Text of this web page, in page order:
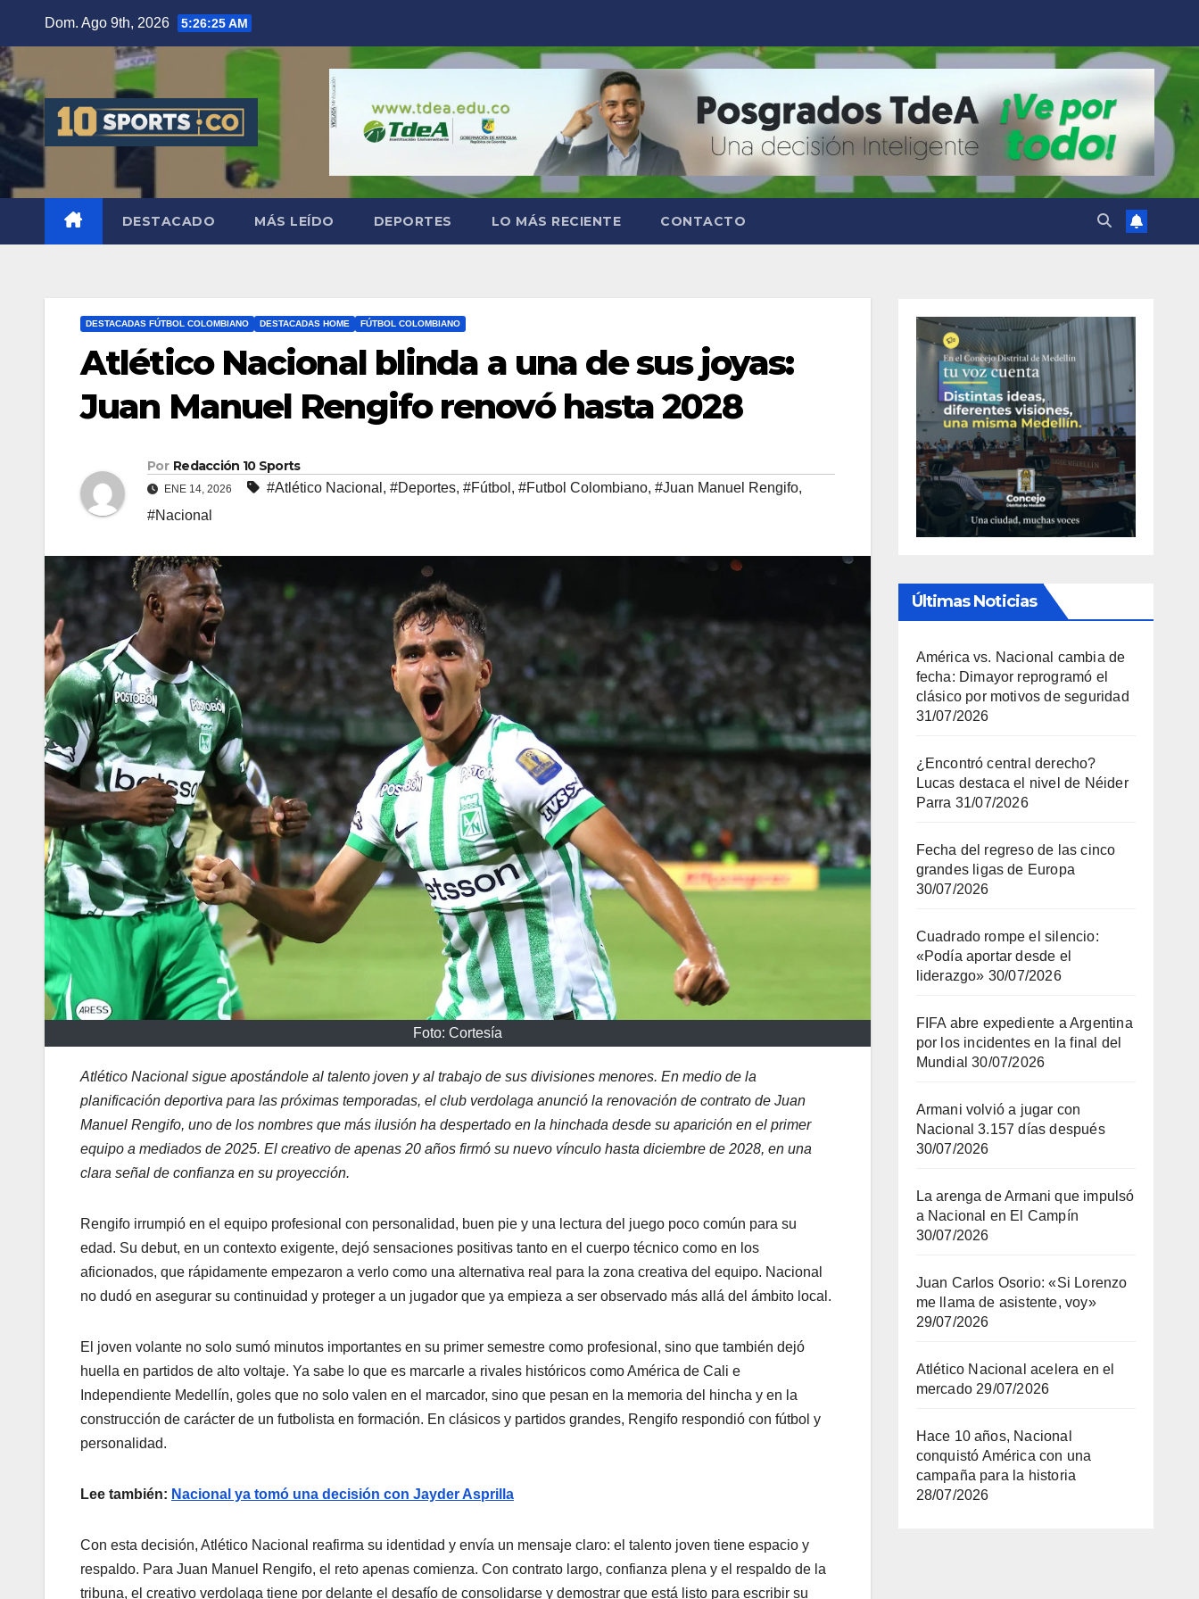
Dom. Ago 9th, 2026 5:26:26 AM
DESTACADO MÁS LEÍDO DEPORTES LO MÁS RECIENTE CONTACTO
DESTACADAS FÚTBOL COLOMBIANO DESTACADAS HOME FÚTBOL COLOMBIANO
Atlético Nacional blinda a una de sus joyas:
Juan Manuel Rengifo renovó hasta 2028
Por Redacción 10 Sports
ENE 14, 2026 #Atlético Nacional , #Deportes, #Fútbol , #Futbol Colombiano, #Juan Manuel Rengifo,
#Nacional
Foto: Cortesía
Atlético Nacional sigue apostándole al talento joven y al trabajo de sus divisiones menores. En medio de la
planificación deportiva para las próximas temporadas, el club verdolaga anunció la renovación de contrato de Juan
Manuel Rengifo, uno de los nombres que más ilusión ha despertado en la hinchada desde su aparición en el primer
equipo a mediados de 2025. El creativo de apenas 20 años firmó su nuevo vínculo hasta diciembre de 2028, en una
clara señal de confianza en su proyección.
Rengifo irrumpió en el equipo profesional con personalidad, buen pie y una lectura del juego poco común para su
edad. Su debut, en un contexto exigente, dejó sensaciones positivas tanto en el cuerpo técnico como en los
aficionados, que rápidamente empezaron a verlo como una alternativa real para la zona creativa del equipo. Nacional
no dudó en asegurar su continuidad y proteger a un jugador que ya empieza a ser observado más allá del ámbito local.
El joven volante no solo sumó minutos importantes en su primer semestre como profesional, sino que también dejó
huella en partidos de alto voltaje. Ya sabe lo que es marcarle a rivales históricos como América de Cali e
Independiente Medellín, goles que no solo valen en el marcador, sino que pesan en la memoria del hincha y en la
construcción de carácter de un futbolista en formación. En clásicos y partidos grandes, Rengifo respondió con fútbol y
personalidad.
Lee también: Nacional ya tomó una decisión con Jayder Asprilla
Con esta decisión, Atlético Nacional reafirma su identidad y envía un mensaje claro: el talento joven tiene espacio y
respaldo. Para Juan Manuel Rengifo, el reto apenas comienza. Con contrato largo, confianza plena y el respaldo de la
tribuna, el creativo verdolaga tiene por delante el desafío de consolidarse y demostrar que está listo para escribir su
Últimas Noticias
América vs. Nacional cambia de
fecha: Dimayor reprogramó el
clásico por motivos de seguridad
31/07/2026
¿Encontró central derecho?
Lucas destaca el nivel de Néider
Parra 31/07/2026
Fecha del regreso de las cinco
grandes ligas de Europa
30/07/2026
Cuadrado rompe el silencio:
«Podía aportar desde el
liderazgo» 30/07/2026
FIFA abre expediente a Argentina
por los incidentes en la final del
Mundial 30/07/2026
Armani volvió a jugar con
Nacional 3.157 días después
30/07/2026
La arenga de Armani que impulsó
a Nacional en El Campín
30/07/2026
Juan Carlos Osorio: «Si Lorenzo
me llama de asistente, voy»
29/07/2026
Atlético Nacional acelera en el
mercado 29/07/2026
Hace 10 años, Nacional
conquistó América con una
campaña para la historia
28/07/2026